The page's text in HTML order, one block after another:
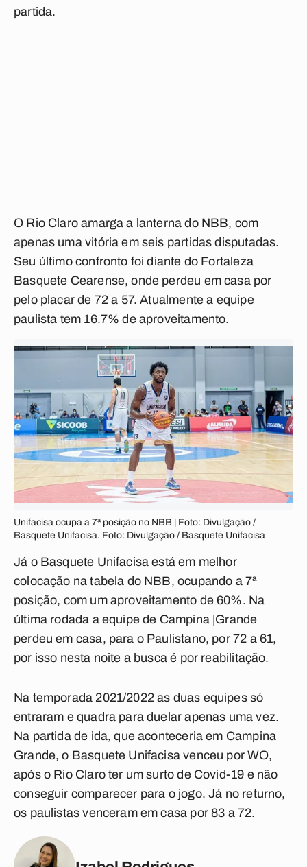
partida.
O Rio Claro amarga a lanterna do NBB, com
apenas uma vitória em seis partidas disputadas.
Seu último confronto foi diante do Fortaleza
Basquete Cearense, onde perdeu em casa por
pelo placar de 72 a 57. Atualmente a equipe
paulista tem 16.7% de aproveitamento.
Unifacisa ocupa a 7ª posição no NBB | Foto: Divulgação /
Basquete Unifacisa. Foto: Divulgação / Basquete Unifacisa
Já o Basquete Unifacisa está em melhor
colocação na tabela do NBB, ocupando a 7ª
posição, com um aproveitamento de 60%. Na
última rodada a equipe de Campina |Grande
perdeu em casa, para o Paulistano, por 72 a 61,
por isso nesta noite a busca é por reabilitação.
Na temporada 2021/2022 as duas equipes só
entraram e quadra para duelar apenas uma vez.
Na partida de ida, que aconteceria em Campina
Grande, o Basquete Unifacisa venceu por WO,
após o Rio Claro ter um surto de Covid-19 e não
conseguir comparecer para o jogo. Já no returno,
os paulistas venceram em casa por 83 a 72.